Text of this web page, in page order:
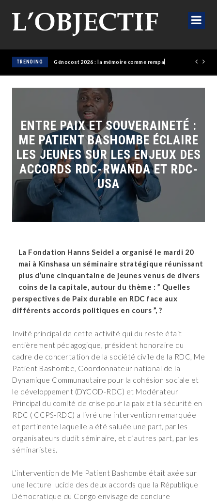
TRENDINGGénocost 2026 : la mémoire comme rempart, la justice comme horizon
‎ENTRE PAIX ET SOUVERAINETÉ :
ME PATIENT BASHOMBE ÉCLAIRE
LES JEUNES SUR LES ENJEUX DES
ACCORDS RDC-RWANDA ET RDC-
USA‎
La Fondation Hanns Seidel a organisé le mardi 20
mai à Kinshasa un séminaire stratégique réunissant
plus d’une cinquantaine de jeunes venus de divers
coins de la capitale, autour du thème : ” Quelles
perspectives de Paix durable en RDC face aux
différents accords politiques en cours ”, ?
‎Invité principal de cette activité qui du reste était
entièrement pédagogique, président honoraire du
cadre de concertation de la société civile de la RDC, Me
Patient Bashombe, Coordonnateur national de la
Dynamique Communautaire pour la cohésion sociale et
le développement (DYCOD-RDC) et Modérateur
Principal du comité de crise pour la paix et la sécurité en
RDC ( CCPS-RDC) a livré une intervention remarquée
et pertinente laquelle a été saluée une part, par les
organisateurs dudit séminaire, et d’autres part, par les
séminaristes.
‎L’intervention de Me Patient Bashombe était axée sur
une lecture lucide des deux accords que la République
Démocratique du Congo envisage de conclure